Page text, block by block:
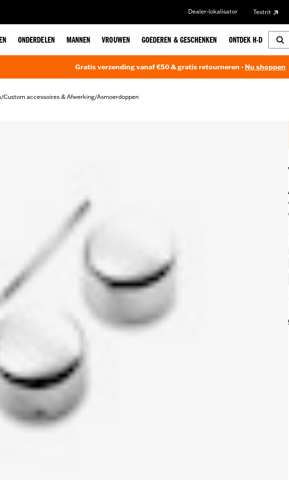
Dealer-lokalisator Testrit
ONDERDELEN MANNEN VROUWEN GOEDEREN & GESCHENKEN ONTDEK H-D
Gratis verzending vanaf €50 & gratis retourneren - Nu shoppen
/Custom accessoires & Afwerking/Asmoerdoppen